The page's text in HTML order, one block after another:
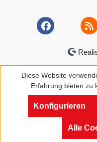
Diese Website
Erfahrung bieten zu
Konfigurieren
Alle